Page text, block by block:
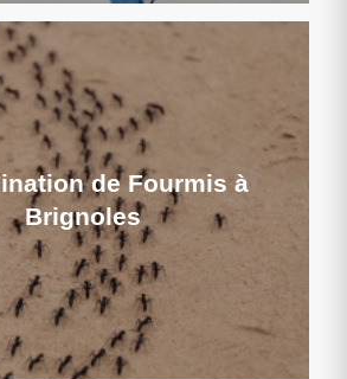
de Fourmis à
Brignoles